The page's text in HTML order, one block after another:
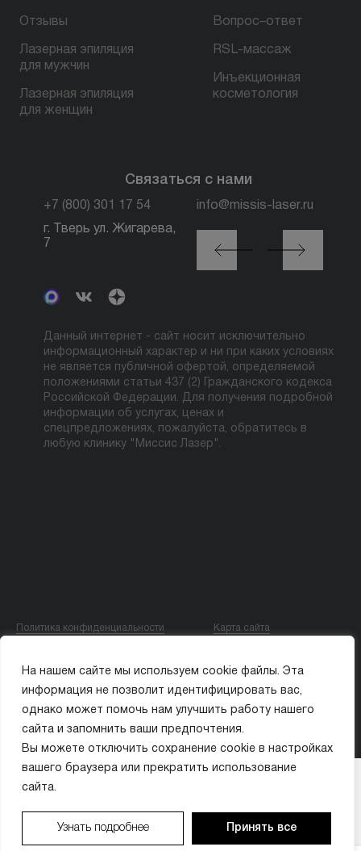
На нашем сайте мы используем cookie файлы. Эта
информация не позволит идентифицировать вас,
однако может помочь нам улучшить работу нашего
сайта и запомнить ваши предпочтения.
Вы можете отключить сохранение cookie в настройках
вашего браузера или прекратить использование
сайта.
Узнать подробнее Принять все
Отзывы
Лазерная эпиляция
для мужчин
Лазерная эпиляция
для женщин
Вопрос–ответ
RSL-массаж
Инъекционная
косметология
Связаться с нами
+7 (800) 301 17 54 info@missis-laser.ru
г. Тверь ул. Жигарева,
7
г. Москва м. Трубная,
ул. Петровка, 26, стр.
Данный интернет - сайт носит исключительно
информационный характер и ни при каких условиях
не является публичной офертой, определяемой
положениями статьи 437 (2) Гражданского кодекса
Российской Федерации. Для получения подробной
информации об услугах, ценах и
спецпредложениях, пожалуйста, обратитесь в
любую клинику "Миссис Лазер".
Политика конфиденциальности Карта сайта
ИМЕЮТСЯ ПРОТИВОПОКАЗАНИЯ. ПЕРЕД ПРИМЕНЕНИЕМ ОЗНАКОМЬТЕСЬ
С ИНСТРУКЦИЕЙ ИЛИ ПРОКОНСУЛЬТИРУЙТЕСЬ С ВРАЧОМ.
ВАШ БОНУС:
Организатор акции: ООО «МИССИС ЛЭ» (ИНН 9704018410). Период проведения: с 01.01.2026
суммируются с другими акциями. Подробности у администратора по тел. +7 (495) 021-50-15.